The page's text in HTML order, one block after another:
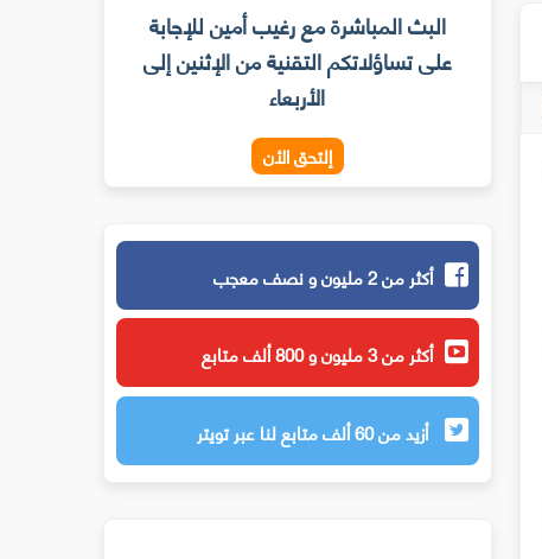
البث المباشرة مع رغيب أمين للإجابة
على تساؤلاتكم التقنية من الإثنين إلى
الأربعاء
إلتحق الأن
أكثر من 2 مليون و نصف معجب
أكثر من 3 مليون و 800 ألف متابع
أزيد من 60 ألف متابع لنا عبر تويتر